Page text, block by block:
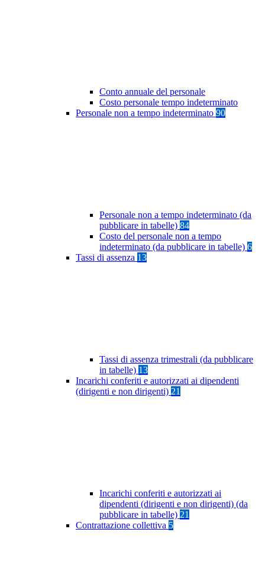
Conto annuale del personale
Costo personale tempo indeterminato
Personale non a tempo indeterminato 90
Personale non a tempo indeterminato (da
pubblicare in tabelle) 84
Costo del personale non a tempo
indeterminato (da pubblicare in tabelle) 6
Tassi di assenza 13
Tassi di assenza trimestrali (da pubblicare
in tabelle) 13
Incarichi conferiti e autorizzati ai dipendenti
(dirigenti e non dirigenti) 21
Incarichi conferiti e autorizzati ai
dipendenti (dirigenti e non dirigenti) (da
pubblicare in tabelle) 21
Contrattazione collettiva 5